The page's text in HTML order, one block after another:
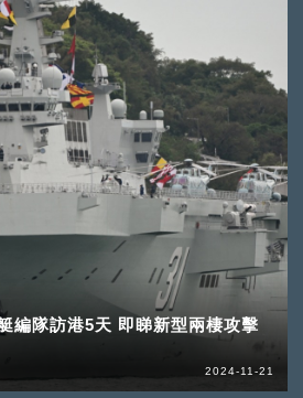
編隊訪港5天 即睇新型兩棲攻擊
2024-11-21